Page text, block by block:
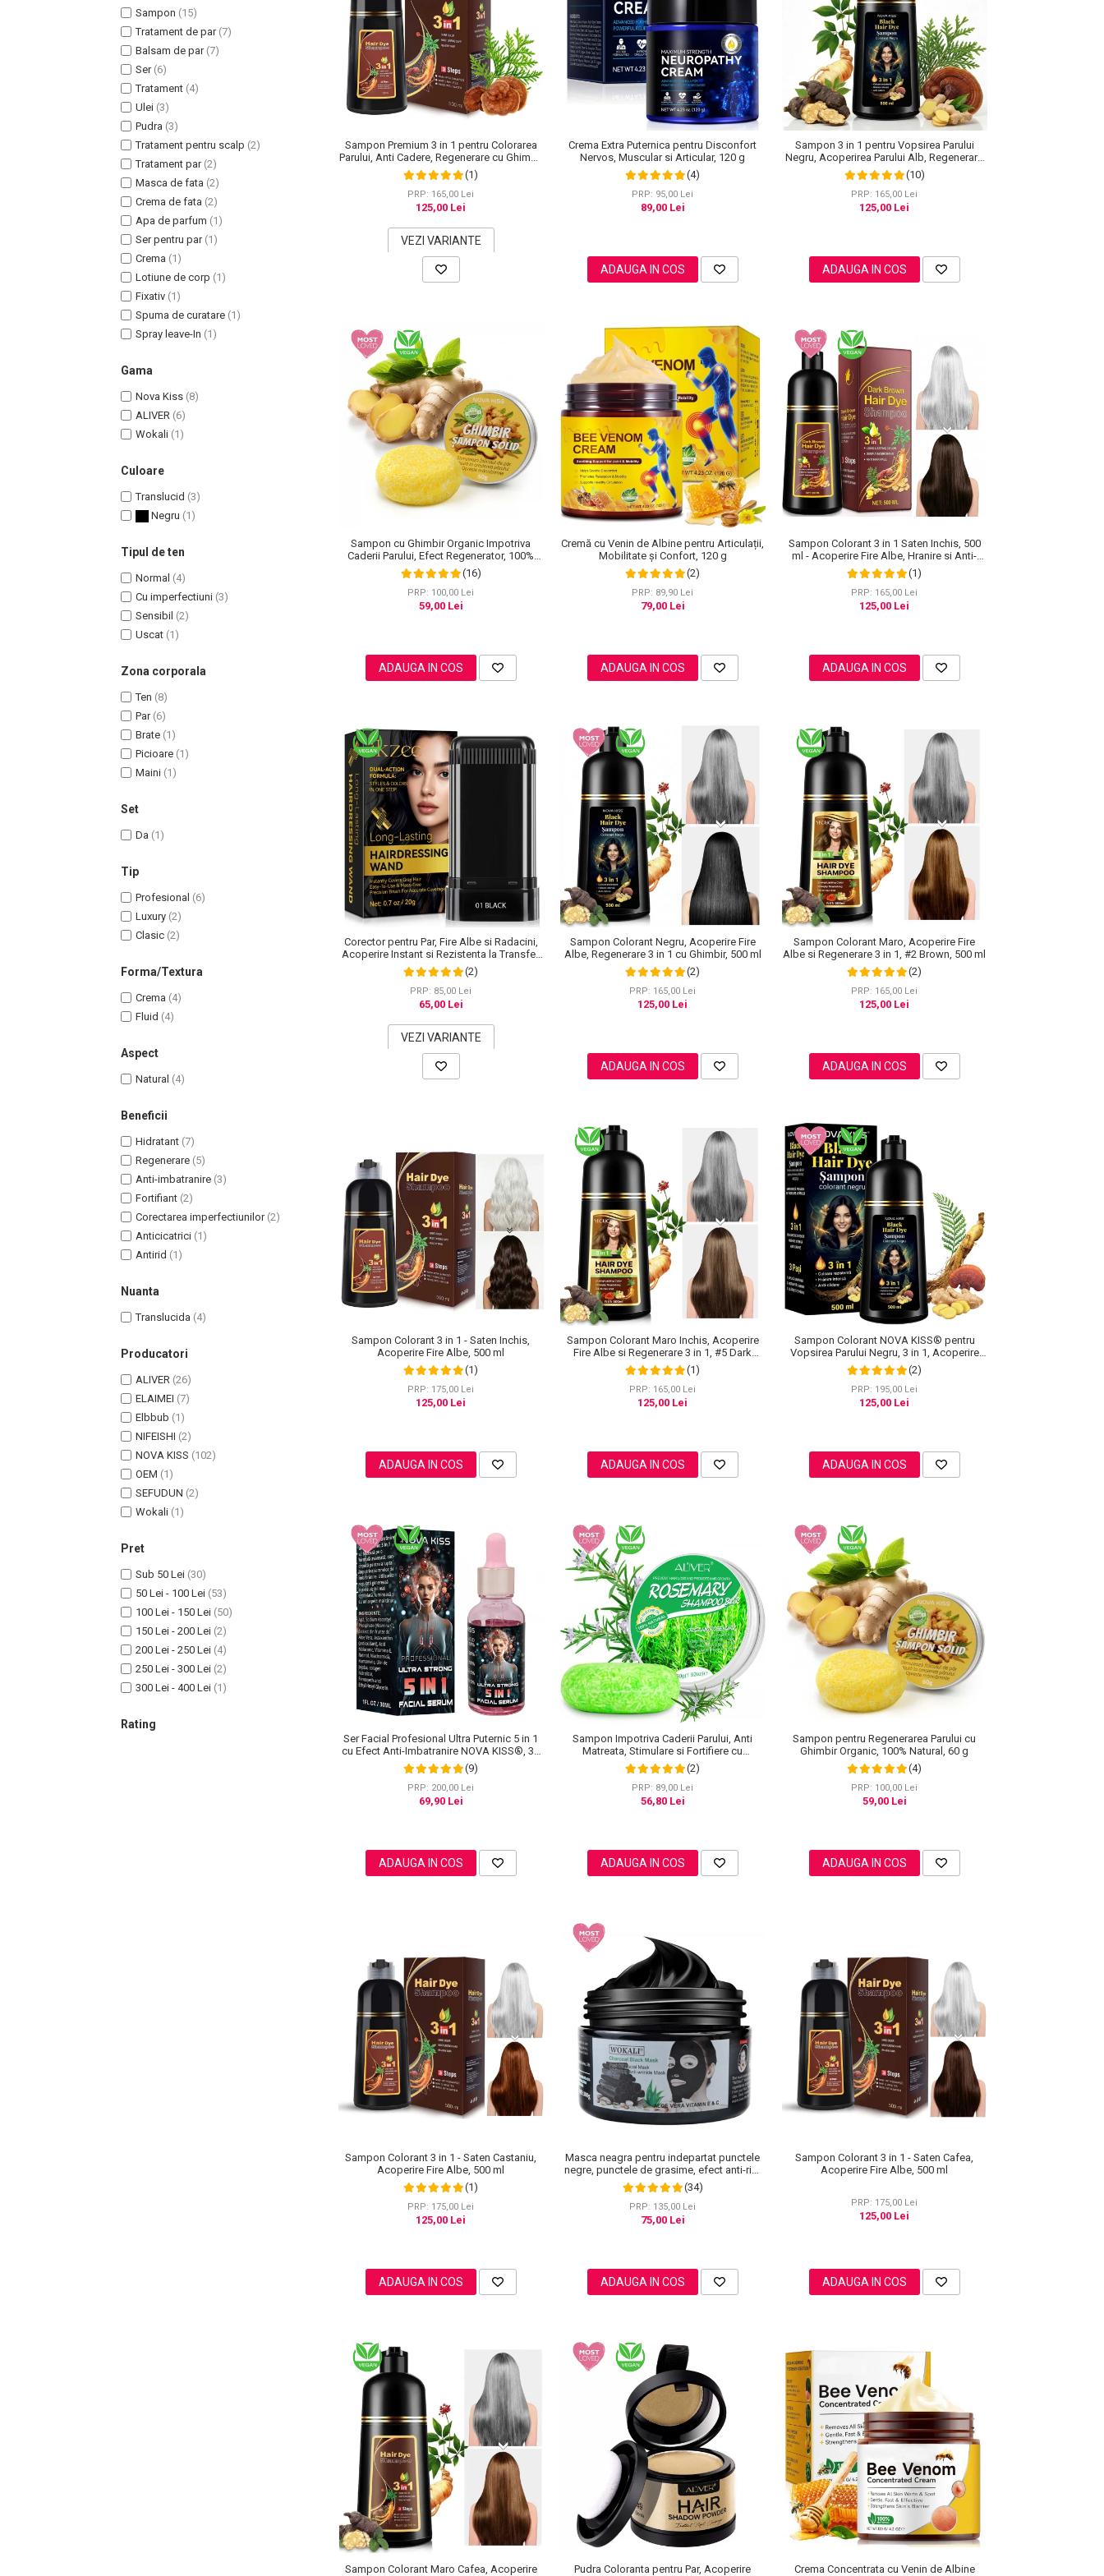
Uleiuri Unghii / Cuticule
Produse Curatare Ten
Demachiant si Apa Micelara
Par Uscat / Deteriorat
Sampon (15)
Tratament de par (7)
Balsam de par (7)
Ser (6)
Tratament (4)
Ulei (3)
Pudra (3)
Tratament pentru scalp (2)
Tratament par (2)
Masca de fata (2)
Crema de fata (2)
Apa de parfum (1)
Ser pentru par (1)
Crema (1)
Lotiune de corp (1)
Fixativ (1)
Spuma de curatare (1)
Spray leave-In (1)
Gama
Nova Kiss (8)
ALIVER (6)
Wokali (1)
Culoare
Translucid (3)
Negru (1)
Tipul de ten
Normal (4)
Cu imperfectiuni (3)
Sensibil (2)
Uscat (1)
Zona corporala
Ten (8)
Par (6)
Brate (1)
Picioare (1)
Maini (1)
Set
Da (1)
Tip
Profesional (6)
Luxury (2)
Clasic (2)
Forma/Textura
Crema (4)
Fluid (4)
Aspect
Natural (4)
Beneficii
Hidratant (7)
Regenerare (5)
Anti-imbatranire (3)
Fortifiant (2)
Corectarea imperfectiunilor (2)
Anticicatrici (1)
Antirid (1)
Nuanta
Translucida (4)
Producatori
ALIVER (26)
ELAIMEI (7)
Elbbub (1)
NIFEISHI (2)
NOVA KISS (102)
OEM (1)
SEFUDUN (2)
Wokali (1)
Pret
Sub 50 Lei (30)
50 Lei - 100 Lei (53)
100 Lei - 150 Lei (50)
150 Lei - 200 Lei (2)
200 Lei - 250 Lei (4)
250 Lei - 300 Lei (2)
300 Lei - 400 Lei (1)
Rating
Sampon Premium 3 in 1 pentru Colorarea
Parului, Anti Cadere, Regenerare cu Ghimbir
si Ginseng, 500 ml, #3 Saten inchis (Dark
Brown)
(1)
PRP: 165,00 Lei
125,00 Lei
VEZI VARIANTE
Crema Extra Puternica pentru Disconfort
Nervos, Muscular si Articular, 120 g
(4)
PRP: 95,00 Lei
89,00 Lei
ADAUGA IN COS
Sampon 3 in 1 pentru Vopsirea Parului
Negru, Acoperirea Parului Alb, Regenerare
cu Ghimbir, 500 ml
(10)
PRP: 165,00 Lei
125,00 Lei
ADAUGA IN COS
Sampon cu Ghimbir Organic Impotriva
Caderii Parului, Efect Regenerator, 100%
Natural, NOVA KISS® 60 g
(16)
PRP: 100,00 Lei
59,00 Lei
ADAUGA IN COS
Cremă cu Venin de Albine pentru Articulații,
Mobilitate și Confort, 120 g
(2)
PRP: 89,90 Lei
79,00 Lei
ADAUGA IN COS
Sampon Colorant 3 in 1 Saten Inchis, 500
ml - Acoperire Fire Albe, Hranire si Anti-
Cadere (1)
PRP: 165,00 Lei
125,00 Lei
ADAUGA IN COS
Corector pentru Par, Fire Albe si Radacini,
Acoperire Instant si Rezistenta la Transfer,
20 g
(2)
PRP: 85,00 Lei
65,00 Lei
VEZI VARIANTE
Sampon Colorant Negru, Acoperire Fire
Albe, Regenerare 3 in 1 cu Ghimbir, 500 ml
(2)
PRP: 165,00 Lei
125,00 Lei
ADAUGA IN COS
Sampon Colorant Maro, Acoperire Fire
Albe si Regenerare 3 in 1, #2 Brown, 500 ml
(2)
PRP: 165,00 Lei
125,00 Lei
ADAUGA IN COS
Sampon Colorant 3 in 1 - Saten Inchis,
Acoperire Fire Albe, 500 ml
(1)
PRP: 175,00 Lei
125,00 Lei
ADAUGA IN COS
Sampon Colorant Maro Inchis, Acoperire
Fire Albe si Regenerare 3 in 1, #5 Dark
Coffee, 500 ml
(1)
PRP: 165,00 Lei
125,00 Lei
ADAUGA IN COS
Sampon Colorant NOVA KISS® pentru
Vopsirea Parului Negru, 3 in 1, Acoperire
Fire Albe, 500 ml
(2)
PRP: 195,00 Lei
125,00 Lei
ADAUGA IN COS
Ser Facial Profesional Ultra Puternic 5 in 1
cu Efect Anti-Imbatranire NOVA KISS®, 30
ml
(9)
PRP: 200,00 Lei
69,90 Lei
ADAUGA IN COS
Sampon Impotriva Caderii Parului, Anti
Matreata, Stimulare si Fortifiere cu
Rozmarin Organic, 100% Natural, Aliver 60 g
(2)
PRP: 89,00 Lei
56,80 Lei
ADAUGA IN COS
Sampon pentru Regenerarea Parului cu
Ghimbir Organic, 100% Natural, 60 g
(4)
PRP: 100,00 Lei
59,00 Lei
ADAUGA IN COS
Sampon Colorant 3 in 1 - Saten Castaniu,
Acoperire Fire Albe, 500 ml
(1)
PRP: 175,00 Lei
125,00 Lei
ADAUGA IN COS
Masca neagra pentru indepartat punctele
negre, punctele de grasime, efect anti-rid,
Wokali cu carbune activ, 300 g
(34)
PRP: 135,00 Lei
75,00 Lei
ADAUGA IN COS
Sampon Colorant 3 in 1 - Saten Cafea,
Acoperire Fire Albe, 500 ml
PRP: 175,00 Lei
125,00 Lei
ADAUGA IN COS
Sampon Colorant Maro Cafea, Acoperire
Pudra Coloranta pentru Par, Acoperire
Crema Concentrata cu Venin de Albine